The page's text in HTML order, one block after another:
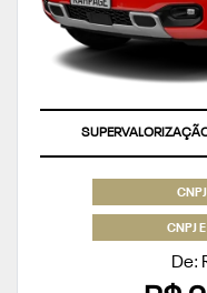
CNPJ
De: